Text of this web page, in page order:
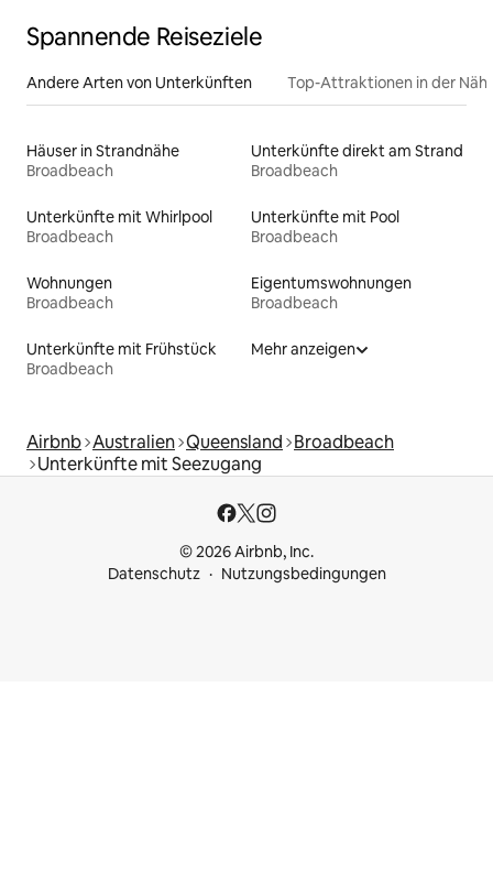
Spannende Reiseziele
Andere Arten von Unterkünften Top-Attraktionen in der
Häuser in Strandnähe
Broadbeach
Unterkünfte direkt am Strand
Broadbeach
Unterkünfte mit Whirlpool
Broadbeach
Unterkünfte mit Pool
Broadbeach
Wohnungen
Broadbeach
Eigentumswohnungen
Broadbeach
Unterkünfte mit Frühstück
Broadbeach
Mehr anzeigen
Airbnb Australien Queensland Broadbeach
Unterkünfte mit Seezugang
© 2026 Airbnb, Inc.
Datenschutz
Nutzungsbedingungen